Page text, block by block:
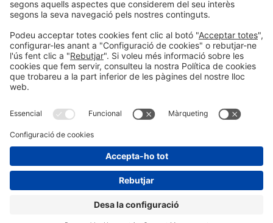
#EXPOQUIMIA2026
a les xarxes socials